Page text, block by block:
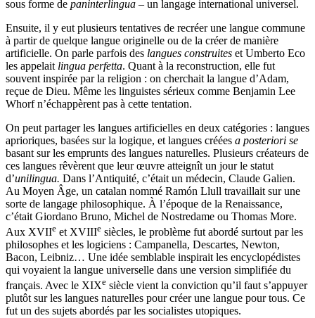
sous forme de paninterlingua – un langage international universel.
Ensuite, il y eut plusieurs tentatives de recréer une langue commune
à partir de quelque langue originelle ou de la créer de manière
artificielle. On parle parfois des langues construites et Umberto Eco
les appelait lingua perfetta. Quant à la reconstruction, elle fut
souvent inspirée par la religion : on cherchait la langue d’Adam,
reçue de Dieu. Même les linguistes sérieux comme Benjamin Lee
Whorf n’échappèrent pas à cette tentation.
On peut partager les langues artificielles en deux catégories : langues
aprioriques, basées sur la logique, et langues créées a posteriori se
basant sur les emprunts des langues naturelles. Plusieurs créateurs de
ces langues rêvèrent que leur œuvre atteignît un jour le statut
d’unilingua. Dans l’Antiquité, c’était un médecin, Claude Galien.
Au Moyen Âge, un catalan nommé Ramón Llull travaillait sur une
sorte de langage philosophique. À l’époque de la Renaissance,
c’était Giordano Bruno, Michel de Nostredame ou Thomas More.
Aux XVIIe et XVIIIe siècles, le problème fut abordé surtout par les
philosophes et les logiciens : Campanella, Descartes, Newton,
Bacon, Leibniz… Une idée semblable inspirait les encyclopédistes
qui voyaient la langue universelle dans une version simplifiée du
français. Avec le XIXe siècle vient la conviction qu’il faut s’appuyer
plutôt sur les langues naturelles pour créer une langue pour tous. Ce
fut un des sujets abordés par les socialistes utopiques.